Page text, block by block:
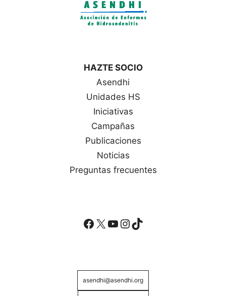
HAZTE SOCIO
Asendhi
Unidades HS
Iniciativas
Campañas
Publicaciones
Noticias
Preguntas frecuentes
Facebook
X YouTube
Instagram
TikTok
asendhi@asendhi.org